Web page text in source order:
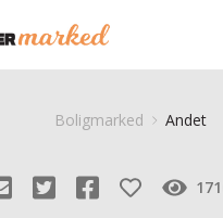
Boligmarked Andet